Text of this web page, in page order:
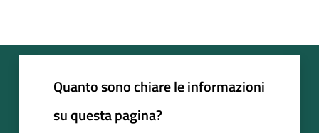
Quanto sono chiare le informazioni
su questa pagina?